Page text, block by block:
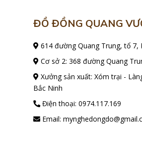
ĐỒ ĐỒNG QUANG
614 đường Quang Trung, tổ 7,
Cơ sở 2: 368 đường Quang
Xưởng sản xuất: Xóm trại -
Bắc Ninh
Điện thoại: 0974.117.169
Email: